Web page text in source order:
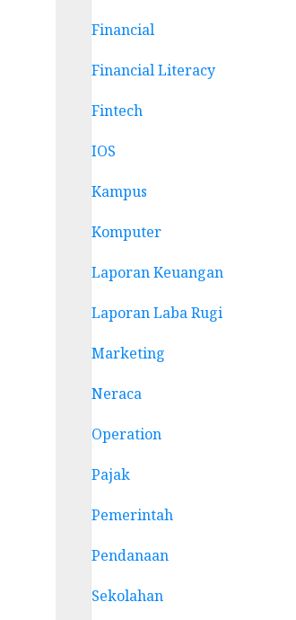
Financial
Financial Literacy
Fintech
IOS
Kampus
Komputer
Laporan Keuangan
Laporan Laba Rugi
Marketing
Neraca
Operation
Pajak
Pemerintah
Pendanaan
Sekolahan